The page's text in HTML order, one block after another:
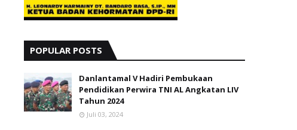
POPULAR POSTS
Danlantamal V Hadiri Pembukaan
Pendidikan Perwira TNI AL Angkatan LIV
Tahun 2024
Juli 03, 2024